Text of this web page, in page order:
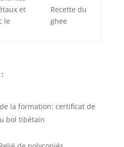
et
le
Recette du
ghee
la formation: certificat de
bol tibétain